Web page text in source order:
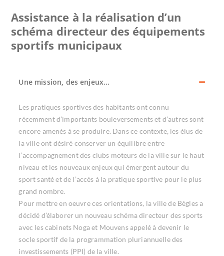
Assistance à la réalisation d’un
schéma directeur des équipements
sportifs municipaux
Une mission, des enjeux...
Les pratiques sportives des habitants ont connu
récemment d’importants bouleversements et d’autres sont
encore amenés à se produire. Dans ce contexte, les élus de
la ville ont désiré conserver un équilibre entre
l’accompagnement des clubs moteurs de la ville sur le haut
niveau et les nouveaux enjeux qui émergent autour du
sport santé et de l’accès à la pratique sportive pour le plus
grand nombre.
Pour mettre en oeuvre ces orientations, la ville de Bègles a
décidé d’élaborer un nouveau schéma directeur des sports
avec les cabinets Noga et Mouvens appelé à devenir le
socle sportif de la programmation pluriannuelle des
investissements (PPI) de la ville.